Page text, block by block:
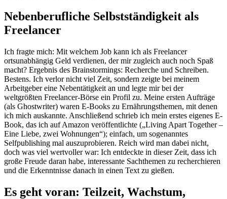
Nebenberufliche Selbstständigkeit als
Freelancer
Ich fragte mich: Mit welchem Job kann ich als Freelancer
ortsunabhängig Geld verdienen, der mir zugleich auch noch Spaß
macht? Ergebnis des Brainstormings: Recherche und Schreiben.
Bestens. Ich verlor nicht viel Zeit, sondern zeigte bei meinem
Arbeitgeber eine Nebentätigkeit an und legte mir bei der
weltgrößten Freelancer-Börse ein Profil zu. Meine ersten Aufträge
(als Ghostwriter) waren E-Books zu Ernährungsthemen, mit denen
ich mich auskannte. Anschließend schrieb ich mein erstes eigenes E-
Book, das ich auf Amazon veröffentlichte („Living Apart Together –
Eine Liebe, zwei Wohnungen“); einfach, um sogenanntes
Selfpublishing mal auszuprobieren. Reich wird man dabei nicht,
doch was viel wertvoller war: Ich entdeckte in dieser Zeit, dass ich
große Freude daran habe, interessante Sachthemen zu recherchieren
und die Erkenntnisse danach in einen Text zu gießen.
Es geht voran: Teilzeit, Wachstum,